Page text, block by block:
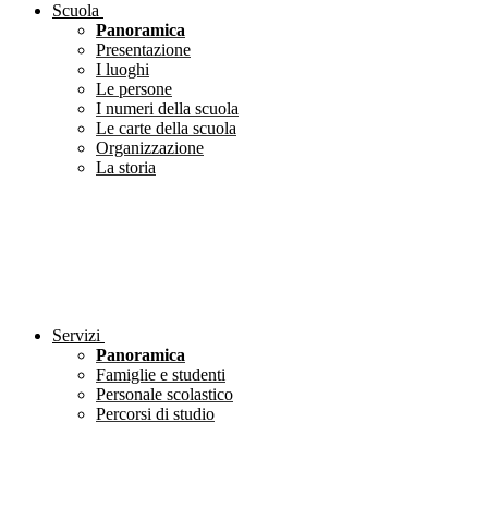
Scuola
Panoramica
Presentazione
I luoghi
Le persone
I numeri della scuola
Le carte della scuola
Organizzazione
La storia
Servizi
Panoramica
Famiglie e studenti
Personale scolastico
Percorsi di studio